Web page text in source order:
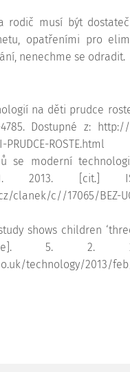
musí být
opatřeními pro
nenechme se odradit.
na děti prudce
Dostupné z:
PRUDCE-ROSTE.html
se moderní
2013. [cit.]
c//17065/BEZ-
study shows children
5. 2.
technology/2013/